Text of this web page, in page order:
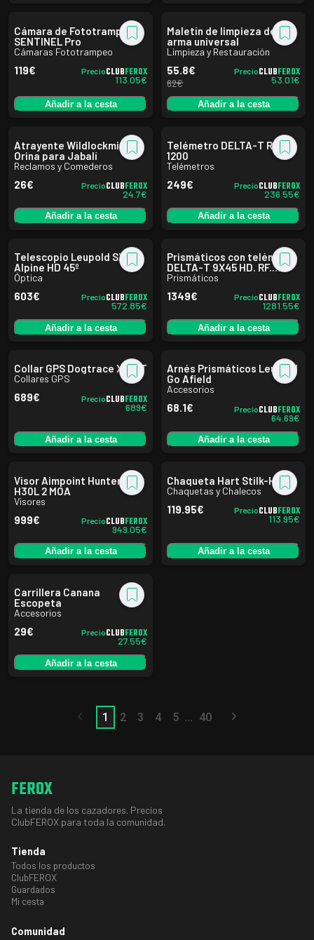
Cámara de Fototrampeo
SENTINEL Pro
Cámaras Fototrampeo
119€ PrecioCLUBFEROX
113.05€
Añadir a la cesta
Maletín de limpieza de
arma universal
Limpieza y Restauración
55.8€
62€
PrecioCLUBFEROX
53.01€
Añadir a la cesta
Atrayente Wildlockmittel
Orina para Jabalí
Reclamos y Comederos
26€ PrecioCLUBFEROX
24.7€
Añadir a la cesta
Telémetro DELTA-T RF
1200
Telémetros
249€ PrecioCLUBFEROX
236.55€
Añadir a la cesta
Telescopio Leupold SX-2
Alpine HD 45º
Óptica
603€ PrecioCLUBFEROX
572.85€
Añadir a la cesta
Prismáticos con telémetro
DELTA-T 9X45 HD. RF.
Delta Optical
Prismáticos
1349€ PrecioCLUBFEROX
1281.55€
Añadir a la cesta
Collar GPS Dogtrace X30-T
Collares GPS
689€ PrecioCLUBFEROX
689€
Añadir a la cesta
Arnés Prismáticos Leupold
Go Afield
Accesorios
68.1€ PrecioCLUBFEROX
64.69€
Añadir a la cesta
Visor Aimpoint Hunter
H30L 2 MOA
Visores
999€ PrecioCLUBFEROX
949.05€
Añadir a la cesta
Chaqueta Hart Stilk-HXT
Chaquetas y Chalecos
119.95€ PrecioCLUBFEROX
113.95€
Añadir a la cesta
Carrillera Canana
Escopeta
Accesorios
29€ PrecioCLUBFEROX
27.55€
Añadir a la cesta
1 2 3 4 5 40
FEROX
La tienda de los cazadores. Precios
ClubFEROX para toda la comunidad.
Tienda
Todos los productos
ClubFEROX
Guardados
Mi cesta
Comunidad